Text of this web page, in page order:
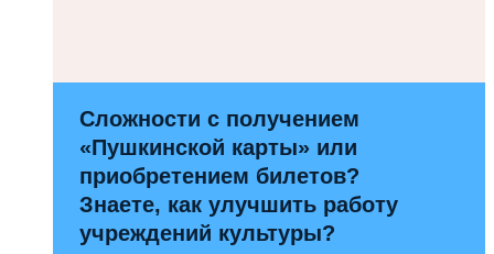
Сложности с получением
«Пушкинской карты» или
приобретением билетов?
Знаете, как улучшить работу
учреждений культуры?